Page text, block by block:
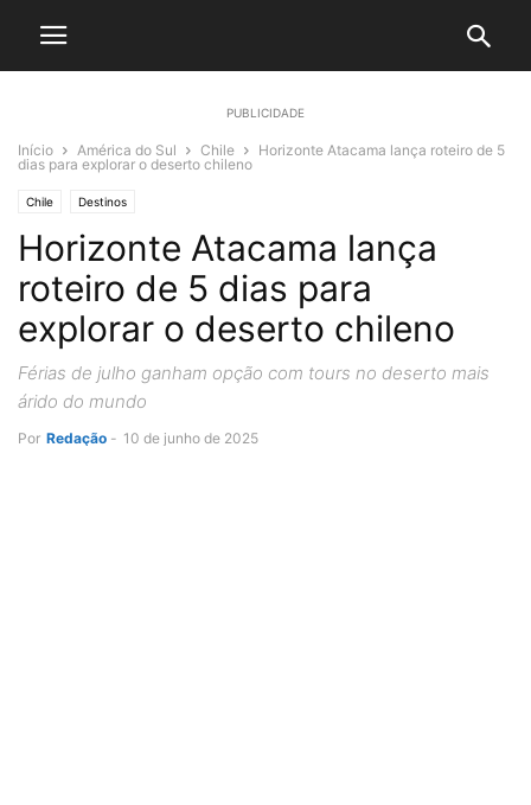
PUBLICIDADE
Início América do Sul Chile
Horizonte Atacama lança roteiro de 5
dias para explorar o deserto chileno
Chile Destinos
Horizonte Atacama lança
roteiro de 5 dias para
explorar o deserto chileno
Férias de julho ganham opção com tours no deserto mais
árido do mundo
Por Redação - 10 de junho de 2025